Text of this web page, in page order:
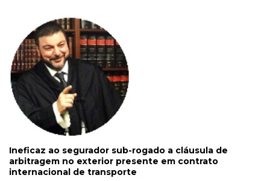
Ineficaz ao segurador sub-rogado a cláusula de
arbitragem no exterior presente em contrato
internacional de transporte